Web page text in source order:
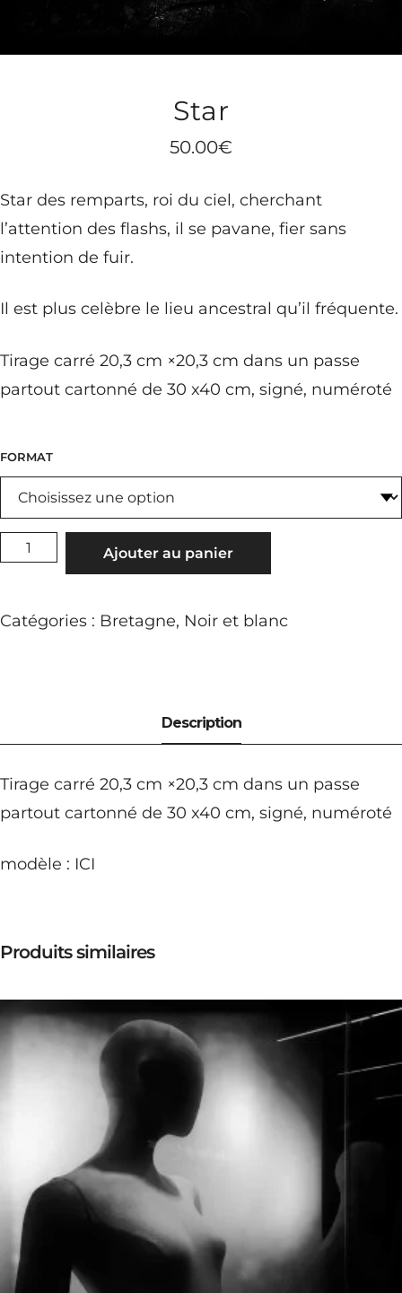
Star
50.00€
Star des remparts, roi du ciel, cherchant
l’attention des flashs, il se pavane, fier sans
intention de fuir.
Il est plus celèbre le lieu ancestral qu’il fréquente.
Tirage carré 20,3 cm ×20,3 cm dans un passe
partout cartonné de 30 x40 cm, signé, numéroté
FORMAT
QUANTITÉ
DE
Ajouter au panier
Catégories : Bretagne, Noir et blanc
Tirage carré 20,3 cm ×20,3 cm dans un passe
partout cartonné de 30 x40 cm, signé, numéroté
modèle : ICI
Produits similaires